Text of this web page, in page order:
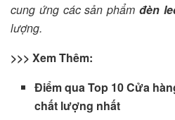
cung ứng các sản phẩm đèn
lượng.
>>> Xem Thêm:
Điểm qua Top 10 Cửa
chất lượng nhất